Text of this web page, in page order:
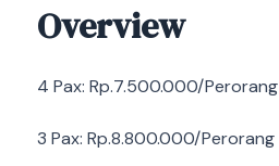
Overview
4 Pax: Rp.7.500.000/Perorang
3 Pax: Rp.8.800.000/Perorang